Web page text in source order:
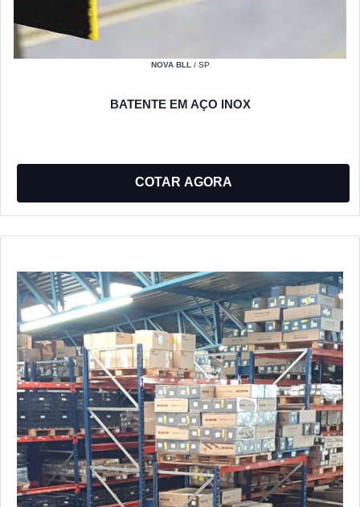
NOVA BLL / SP
BATENTE EM AÇO INOX
COTAR AGORA